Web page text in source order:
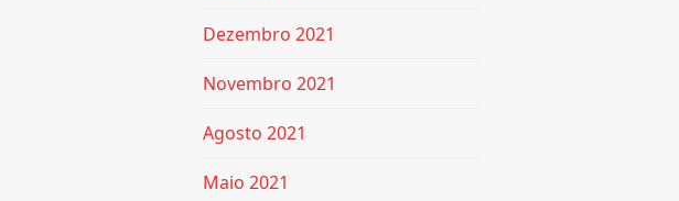
Dezembro 2021
Novembro 2021
Agosto 2021
Maio 2021